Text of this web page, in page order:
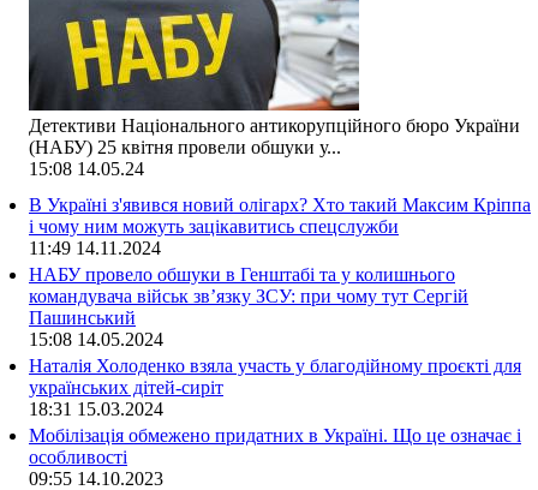
Детективи Національного антикорупційного бюро України
(НАБУ) 25 квітня провели обшуки у...
15:08 14.05.24
В Україні з'явився новий олігарх? Хто такий Максим Кріппа
і чому ним можуть зацікавитись спецслужби
11:49 14.11.2024
НАБУ провело обшуки в Генштабі та у колишнього
командувача військ зв’язку ЗСУ: при чому тут Сергій
Пашинський
15:08 14.05.2024
Наталія Холоденко взяла участь у благодійному проєкті для
українських дітей-сиріт
18:31 15.03.2024
Мобілізація обмежено придатних в Україні. Що це означає і
особливості
09:55 14.10.2023